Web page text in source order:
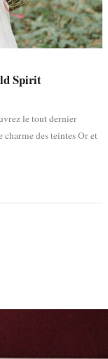
Spirit
le tout dernier
des teintes Or et